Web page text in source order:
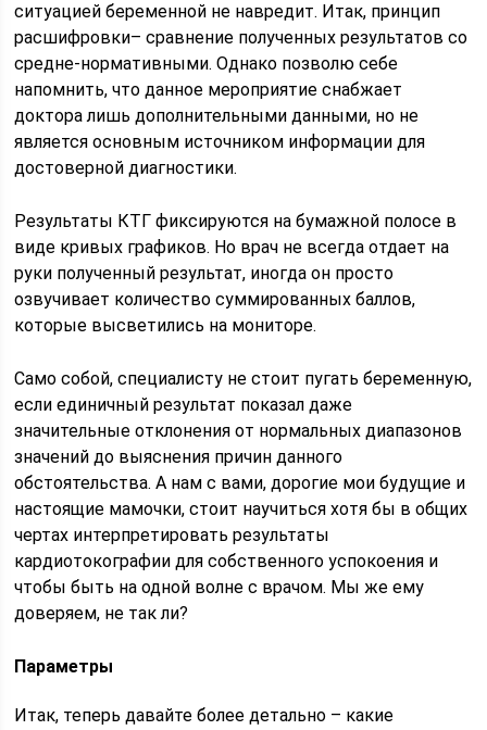
ситуацией беременной не навредит. Итак, принцип
расшифровки– сравнение полученных результатов со
средне-нормативными. Однако позволю себе
напомнить, что данное мероприятие снабжает
доктора лишь дополнительными данными, но не
является основным источником информации для
достоверной диагностики.
Результаты КТГ фиксируются на бумажной полосе в
виде кривых графиков. Но врач не всегда отдает на
руки полученный результат, иногда он просто
озвучивает количество суммированных баллов,
которые высветились на мониторе.
Само собой, специалисту не стоит пугать беременную,
если единичный результат показал даже
значительные отклонения от нормальных диапазонов
значений до выяснения причин данного
обстоятельства. А нам с вами, дорогие мои будущие и
настоящие мамочки, стоит научиться хотя бы в общих
чертах интерпретировать результаты
кардиотокографии для собственного успокоения и
чтобы быть на одной волне с врачом. Мы же ему
доверяем, не так ли?
Параметры
Итак, теперь давайте более детально – какие